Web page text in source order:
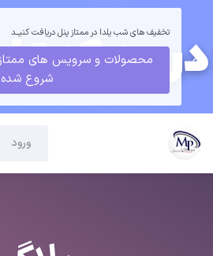
تخفیف های شب یلدا در ممتاز پنل دریافت کنیــد
شروع شده
ورود